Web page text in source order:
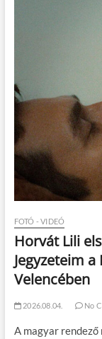
FOTÓ - VIDEÓ
Horvát Lili
Jegyzeteim
Velencében
2026.08.04. No
A magyar